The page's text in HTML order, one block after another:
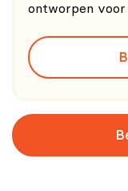
ontworpen voor